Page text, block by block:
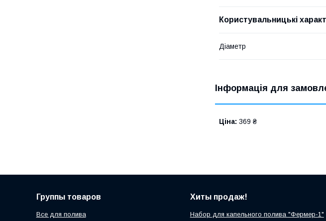
Користувальницькі
Діаметр
Інформація для
Ціна: 369 ₴
Группы товаров
Все для полива
Хиты продаж!
Набор для капельного полива "Фермер-1"